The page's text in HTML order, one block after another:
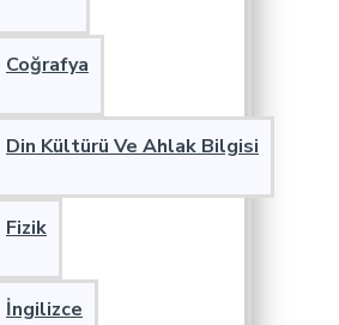
Coğrafya
Din Kültürü Ve Ahlak Bilgisi
Fizik
İngilizce